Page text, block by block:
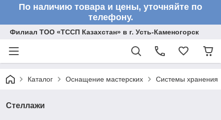
По наличию товара и цены, уточняйте по
телефону.
Филиал ТОО «ТССП Казахстан» в г. Усть-Каменогорск
Каталог Оснащение мастерских Системы хранения
Стеллажи